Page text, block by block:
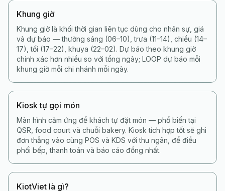
Khung giờ
Khung giờ là khối thời gian liên tục dùng cho nhân sự, giá
và dự báo — thường sáng (06–10), trưa (11–14), chiều (14–
17), tối (17–22), khuya (22–02). Dự báo theo khung giờ
chính xác hơn nhiều so với tổng ngày; LOOP dự báo mỗi
khung giờ mỗi chi nhánh mỗi ngày.
Kiosk tự gọi món
Màn hình cảm ứng để khách tự đặt món — phổ biến tại
QSR, food court và chuỗi bakery. Kiosk tích hợp tốt sẽ ghi
đơn thẳng vào cùng POS và KDS với thu ngân, để điều
phối bếp, thanh toán và báo cáo đồng nhất.
KiotViet là gì?